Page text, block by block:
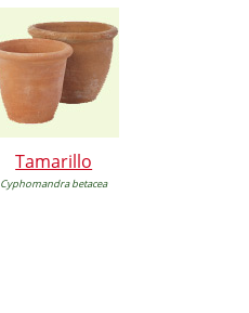
Tamarillo
Cyphomandra betacea